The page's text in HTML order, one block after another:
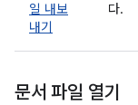
일 내보
내기
다.
문서 파일 열기